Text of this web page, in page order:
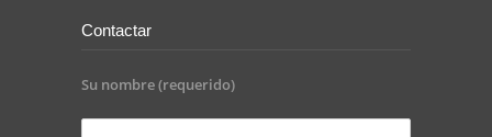
Contactar
Su nombre (requerido)